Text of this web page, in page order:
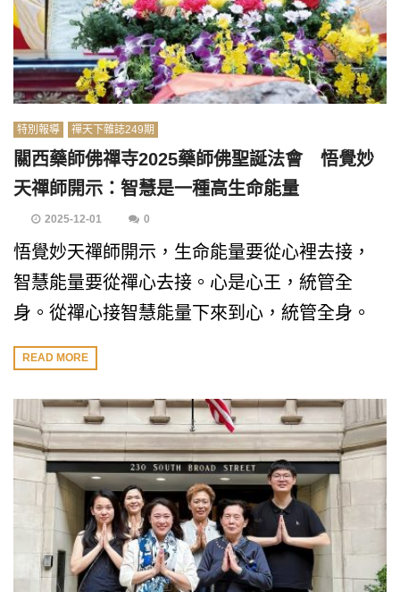
特別報導 禪天下雜誌249期
關西藥師佛禪寺2025藥師佛聖誕法會 悟覺妙
天禪師開示：智慧是一種高生命能量
2025-12-01 0
悟覺妙天禪師開示，生命能量要從心裡去接，
智慧能量要從禪心去接。心是心王，統管全
身。從禪心接智慧能量下來到心，統管全身。
READ MORE